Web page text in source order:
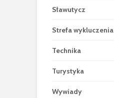
Sławutycz
Strefa wykluczenia
Technika
Turystyka
Wywiady